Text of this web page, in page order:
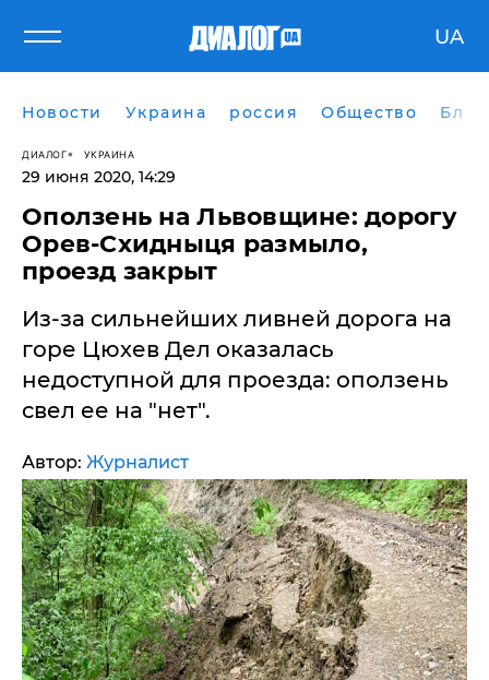
UA
Новости Украина россия Общество
ДИАЛОГ УКРАИНА
29 июня 2020, 14:29
Оползень на Львовщине: дорогу
Орев-Схидныця размыло,
проезд закрыт
Из-за сильнейших ливней дорога на
горе Цюхев Дел оказалась
недоступной для проезда: оползень
свел ее на "нет".
Автор: Журналист